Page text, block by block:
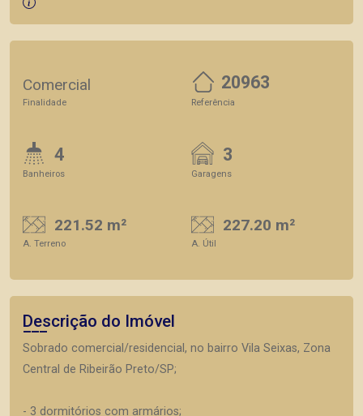
Comercial
Finalidade
20963
Referência
4
Banheiros
3
Garagens
221.52 m²
A. Terreno
227.20 m²
A. Útil
Descrição do Imóvel
Sobrado comercial/residencial, no bairro Vila Seixas, Zona
Central de Ribeirão Preto/SP;
- 3 dormitórios com armários;